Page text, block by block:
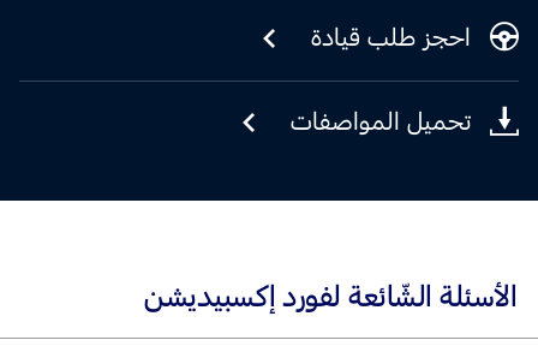
احجز طلب قيادة
تحميل المواصفات
الأسئلة الشّائعة لفورد إكسبيديشن